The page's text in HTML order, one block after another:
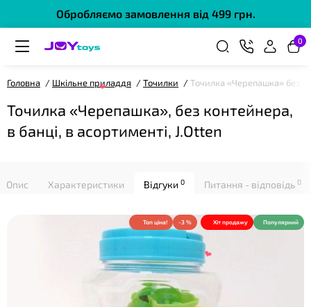
Обробляємо замовлення від 499 грн.
0
Головна Шкільне приладдя Точилки Точилка «Черепашка» без
Точилка «Черепашка», без контейнера,
в банці, в асортименті, J.Otten
Опис Характеристики Відгуки 0 Питання - відповідь 0
Топ ціна! -3 % Хіт продажу Популярний
❤